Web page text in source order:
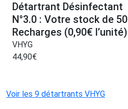
Détartrant Désinfectant
N°3.0 : Votre stock de 50
Recharges (0,90€ l’unité)
VHYG
44,90€
Voir les 9 détartrants VHYG